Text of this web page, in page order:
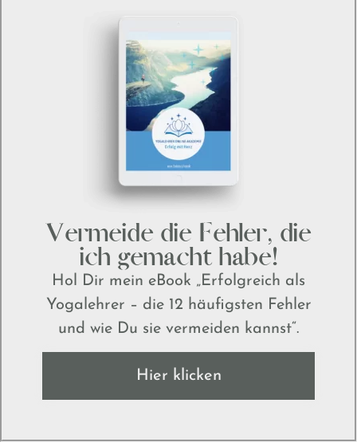
Vermeide die Fehler, die
ich gemacht habe!
Hol Dir mein eBook „Erfolgreich als
Yogalehrer – die 12 häufigsten Fehler
und wie Du sie vermeiden kannst“.
Hier klicken